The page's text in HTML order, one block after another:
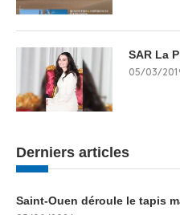
SAR La
05/03/
Derniers articles
Saint-Ouen déroule le tapis